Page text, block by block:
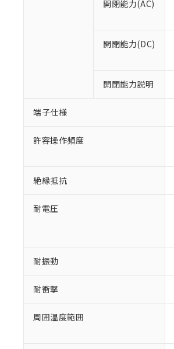
開閉能力(AC)
開閉能力(DC)
開閉能力説明
端子仕様
許容操作頻度
絶縁抵抗
耐電圧
耐振動
耐衝撃
周囲温度範囲